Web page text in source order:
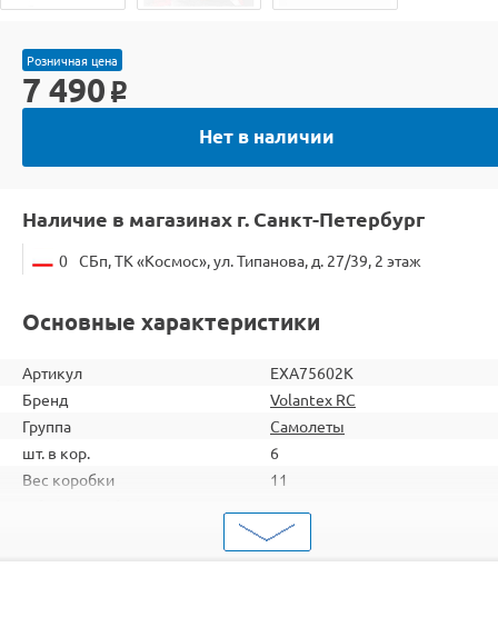
Розничная цена
7 490 o
Нет в наличии
Наличие в магазинах г. Санкт-Петербург
0 СБп, ТК «Космос», ул. Типанова, д. 27/39, 2 этаж
Основные характеристики
Артикул
EXA75602K
Бренд
Volantex RC
Группа
Самолеты
шт. в кор.
6
Вес коробки
11
2000000094991